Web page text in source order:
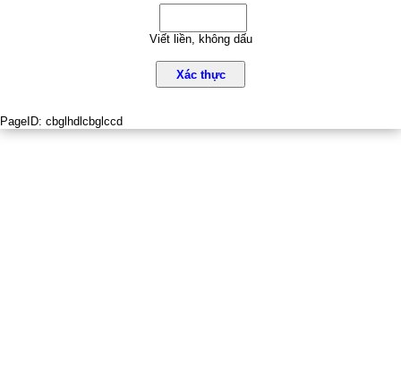
Viết liền, không dấu
Xác thực
PageID: cbglhdlcbglccd